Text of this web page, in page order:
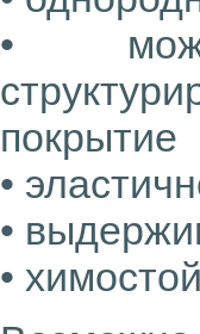
•
покрытие
•
•
•